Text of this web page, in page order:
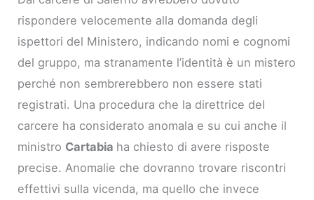
rispondere velocemente alla domanda degli
ispettori del Ministero, indicando nomi e cognomi
del gruppo, ma stranamente l’identità è un mistero
perché non sembrerebbero non essere stati
registrati. Una procedura che la direttrice del
carcere ha considerato anomala e su cui anche il
ministro Cartabia ha chiesto di avere risposte
precise. Anomalie che dovranno trovare riscontri
effettivi sulla vicenda, ma quello che invece